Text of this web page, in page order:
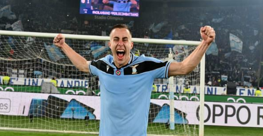
Lazio Women
Calciomercato
Video